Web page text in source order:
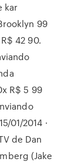
kar
99
42 90.
R$ 5 99
01/2014 ·
de Dan
(Jake